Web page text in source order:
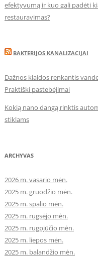
efektyvumą ir kuo gali padėti
restauravimas?
BAKTERIJOS KANALIZACIJAI
Dažnos klaidos renkantis
Praktiški pastebėjimai
Kokią nano dangą rinktis
stiklams
ARCHYVAS
2026 m. vasario mėn.
2025 m. gruodžio mėn.
2025 m. spalio mėn.
2025 m. rugsėjo mėn.
2025 m. rugpjūčio mėn.
2025 m. liepos mėn.
2025 m. balandžio mėn.